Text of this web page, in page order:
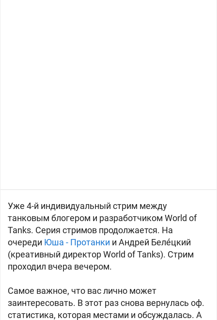
Уже 4-й индивидуальный стрим между
танковым блогером и разработчиком World of
Tanks. Серия стримов продолжается. На
очереди Юша - Протанки и Андрей Беле́цкий
(креативный директор World of Tanks). Стрим
проходил вчера вечером.
Самое важное, что вас лично может
заинтересовать. В этот раз снова вернулась оф.
статистика, которая местами и обсуждалась. А